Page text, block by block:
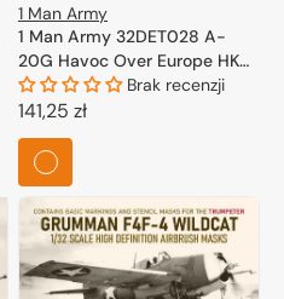
1 Man Army
1 Man Army 32DET028 A-
20G Havoc Over Europe HK
Models 1/32
Brak recenzji
Cena
regularna
141,25 zł